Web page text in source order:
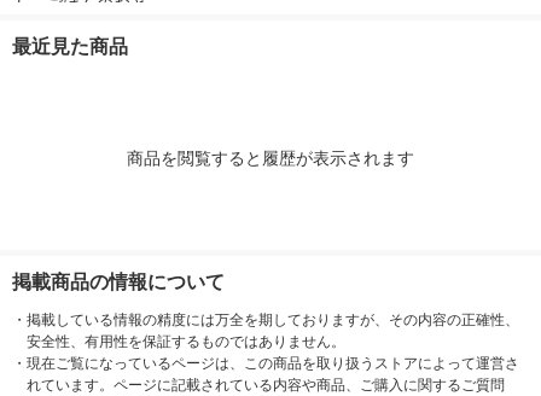
かず ギフトセット
最近見た商品
商品を閲覧すると履歴が表示されます
掲載商品の情報について
・ 掲載している情報の精度には万全を期しておりますが、その内容の正確性、
安全性、有用性を保証するものではありません。
・ 現在ご覧になっているページは、この商品を取り扱うストアによって運営さ
れています。ページに記載されている内容や商品、ご購入に関するご質問